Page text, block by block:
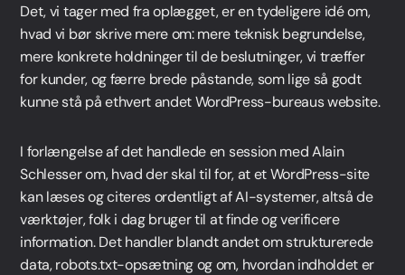
Det, vi tager med fra oplægget, er en tydeligere idé om,
hvad vi bør skrive mere om: mere teknisk begrundelse,
mere konkrete holdninger til de beslutninger, vi træffer
for kunder, og færre brede påstande, som lige så godt
kunne stå på ethvert andet WordPress-bureaus website.
I forlængelse af det handlede en session med Alain
Schlesser om, hvad der skal til for, at et WordPress-site
kan læses og citeres ordentligt af AI-systemer, altså de
værktøjer, folk i dag bruger til at finde og verificere
information. Det handler blandt andet om strukturerede
data, robots.txt-opsætning og om, hvordan indholdet er